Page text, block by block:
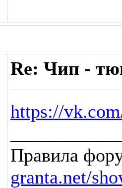
Re: Чип -
https://
Правила
granta.net/